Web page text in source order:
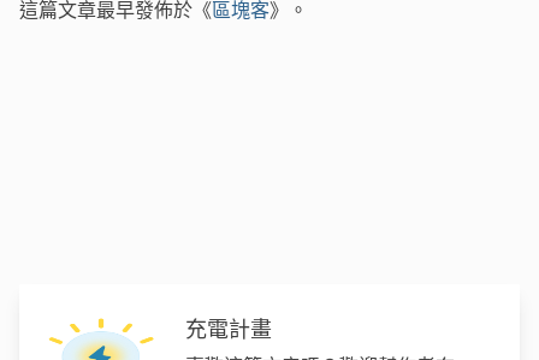
這篇文章最早發佈於《區塊客》。
充電計畫